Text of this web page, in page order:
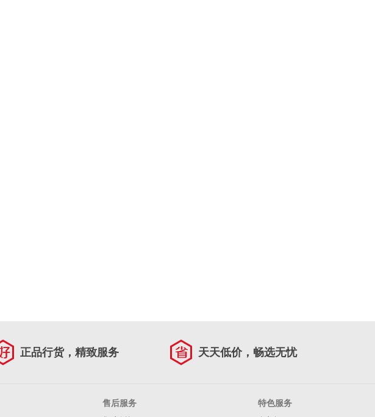
正品行货，精致服务 天天低价，畅选无忧
售后服务 特色服务